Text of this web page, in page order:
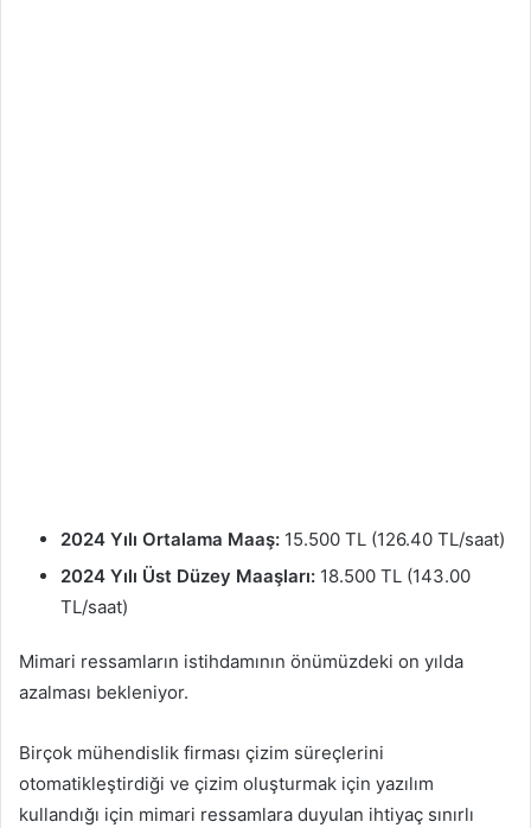
2024 Yılı Ortalama Maaş: 15.500 TL (126.40 TL/saat)
2024 Yılı Üst Düzey Maaşları: 18.500 TL (143.00
TL/saat)
Mimari ressamların istihdamının önümüzdeki on yılda
azalması bekleniyor.
Birçok mühendislik firması çizim süreçlerini
otomatikleştirdiği ve çizim oluşturmak için yazılım
kullandığı için mimari ressamlara duyulan ihtiyaç sınırlı